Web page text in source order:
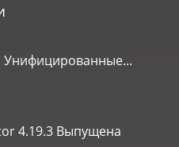
Унифицированные...
4.19.3 Выпущена